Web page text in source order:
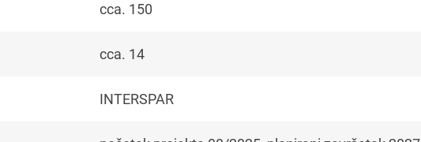
cca. 150
cca. 14
INTERSPAR